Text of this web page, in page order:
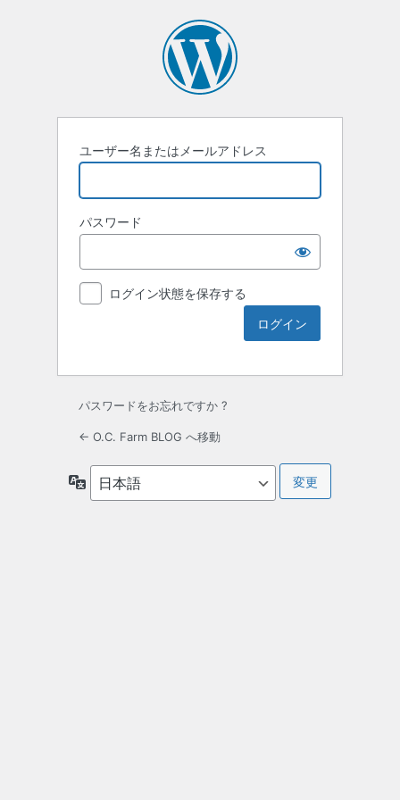
ユーザー名またはメールアドレス
パスワード
ログイン状態を保存する
パスワードをお忘れですか ?
← O.C. Farm BLOG へ移動
語